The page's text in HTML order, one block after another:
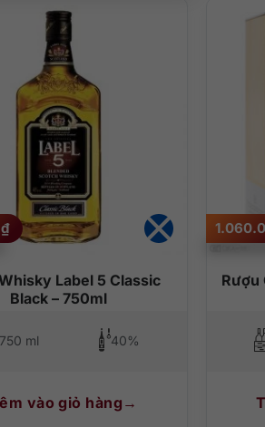
quyện tuyệt vời của trái cây (táo lê, mận)
và kẹo bơ cứng. Điểm xuyến gia vị cay
Label 5 Classic
Black – 750ml
₫
750 ml 40%
vào giỏ hàng
Rượu